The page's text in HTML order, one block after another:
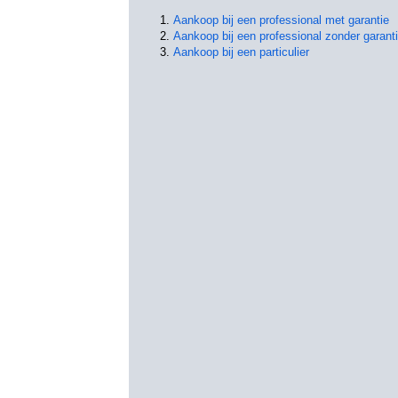
Aankoop bij een professional met garantie
Aankoop bij een professional zonder
Aankoop bij een particulier